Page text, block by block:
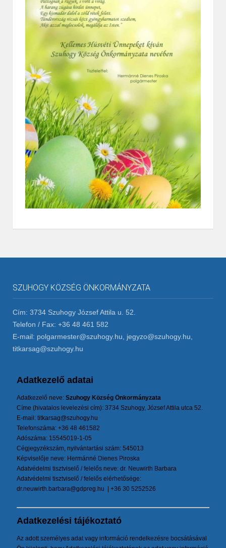
SZUHOGY KÖZSÉG ÖNKORMÁNYZATA
Cím: 3734 Szuhogy József Attila u. 52.
Telefon / Fax: +36 48 461 582
E-mail: polgarmester@szuhogy.hu, jegyzo@szuhogy.hu,
titkarsag@szuhogy.hu